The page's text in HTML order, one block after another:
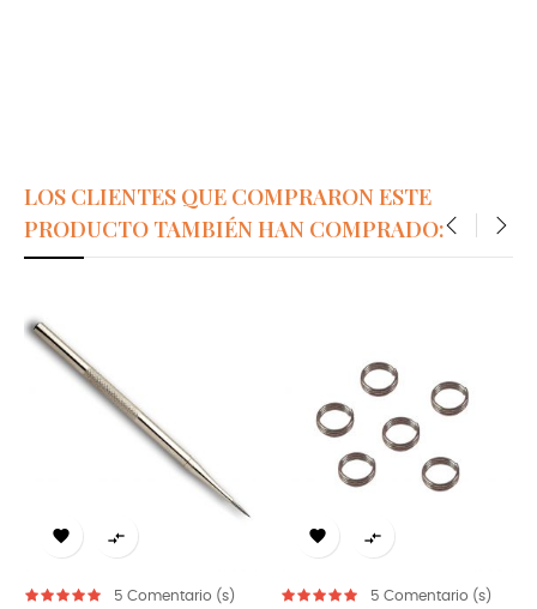
LOS CLIENTES QUE COMPRARON ESTE
PRODUCTO TAMBIÉN HAN COMPRADO:
 
5 Comentario (s)
 
5 Comentario (s)